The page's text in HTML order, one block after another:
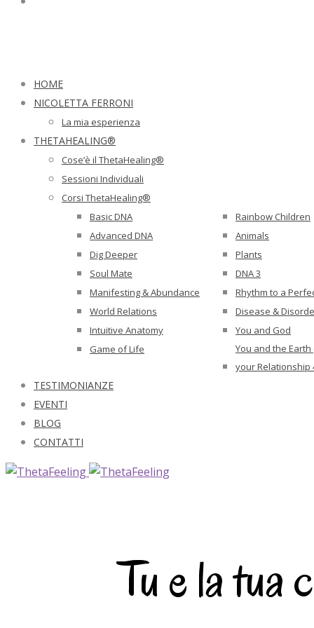
HOME
NICOLETTA FERRONI
La mia esperienza
THETAHEALING®
Cose’è il ThetaHealing®
Sessioni Individuali
Corsi ThetaHealing®
Basic DNA
Advanced DNA
Dig Deeper
Soul Mate
Manifesting & Abundance
World Relations
Intuitive Anatomy
Game of Life
Rainbow Children
Animals
Plants
DNA 3
Rhythm to a
Disease &
You and God
You and the
your Relationship
TESTIMONIANZE
EVENTI
BLOG
CONTATTI
Tu e la tua